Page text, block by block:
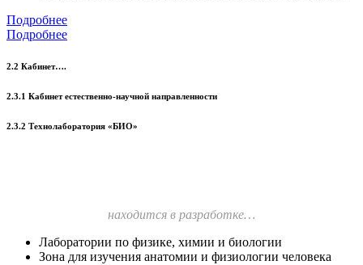
Подробнее
Подробнее
2.2 Кабинет….
2.3.1 Кабинет естественно-научной направленности
2.3.2 Технолаборатория «БИО»
находится в разработке…
Лаборатории по физике, химии и биологии
Зона для изучения анатомии и физиологии человека